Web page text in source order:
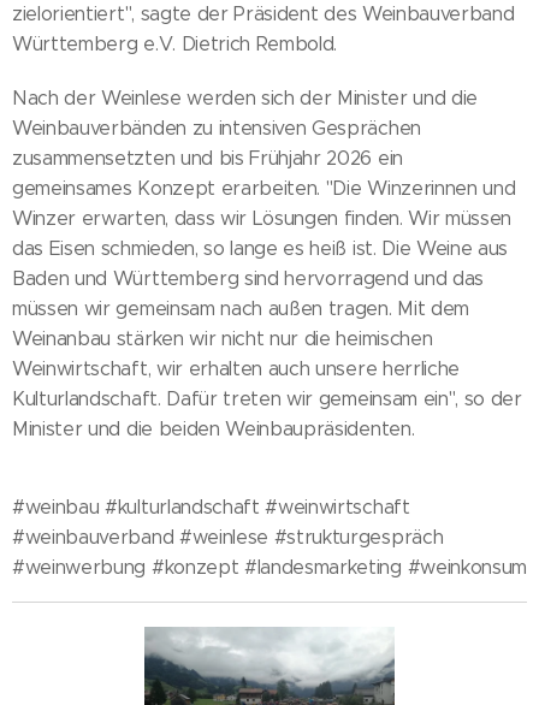
zielorientiert", sagte der Präsident des Weinbauverband
Württemberg e.V. Dietrich Rembold.
Nach der Weinlese werden sich der Minister und die
Weinbauverbänden zu intensiven Gesprächen
zusammensetzten und bis Frühjahr 2026 ein
gemeinsames Konzept erarbeiten. "Die Winzerinnen und
Winzer erwarten, dass wir Lösungen finden. Wir müssen
das Eisen schmieden, so lange es heiß ist. Die Weine aus
Baden und Württemberg sind hervorragend und das
müssen wir gemeinsam nach außen tragen. Mit dem
Weinanbau stärken wir nicht nur die heimischen
Weinwirtschaft, wir erhalten auch unsere herrliche
Kulturlandschaft. Dafür treten wir gemeinsam ein", so der
Minister und die beiden Weinbaupräsidenten.
#weinbau #kulturlandschaft #weinwirtschaft
#weinbauverband #weinlese #strukturgespräch
#weinwerbung #konzept #landesmarketing #weinkonsum